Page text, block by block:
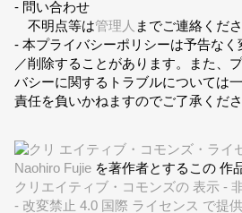
- 問い合わせ
不明点等は管理人 までご連絡くださ
- 本プライバシーポリシーは予告なく
／削除することがあります。また、
バシーに関するトラブルについては
責任を負いかねますのでご了承くださ
Naohiro Fujie を著作者とするこの 作
クリエイティブ・コモンズの 表示 -
- 改変禁止 4.0 国際 ライセンス で提